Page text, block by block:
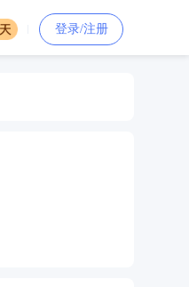
登录/注册